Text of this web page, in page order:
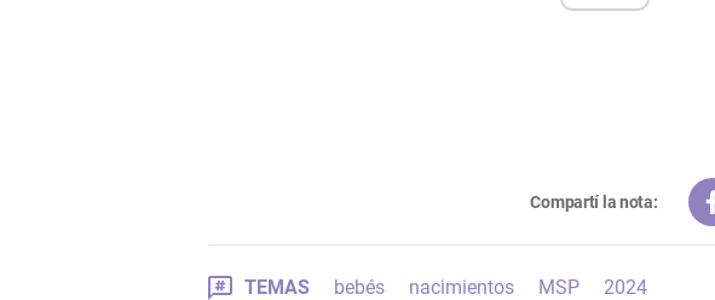
Compartí la nota:
TEMAS bebés nacimientos MSP 2024